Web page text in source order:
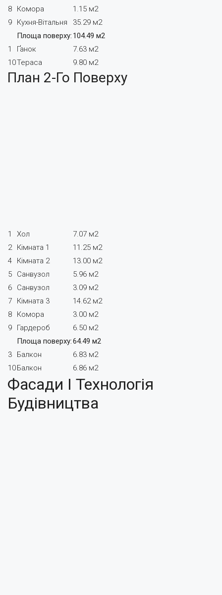
8 Комора
1.15 м2
9
Кухня-Вітальня
35.29 м2
Площа поверху: 104.49 м2
1
Ґанок
7.63 м2
10Тераса 9.80 м2
План 2-Го Поверху
1 Хол
7.07 м2
2
Кімната 1
11.25 м2
4
Кімната 2
13.00 м2
5
Санвузол
5.96 м2
6
Санвузол
3.09 м2
7
Кімната 3
14.62 м2
8
Комора
3.00 м2
9
Гардероб
6.50 м2
Площа поверху:64.49 м2
3
Балкон
6.83 м2
10Балкон 6.86 м2
Фасади І Технологія
Будівництва